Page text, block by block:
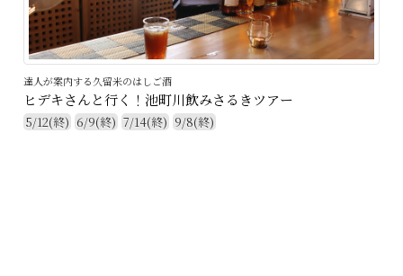
達人が案内する久留米のはしご酒
ヒデキさんと行く！池町川飲みさるきツアー
5/12(終) 6/9(終) 7/14(終) 9/8(終)